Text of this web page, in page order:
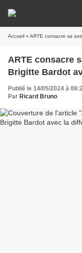
Accueil » ARTE consacre sa
ARTE consacre
Brigitte Bardot
Publié le 14/05/2024 à
Par Ricard Bruno